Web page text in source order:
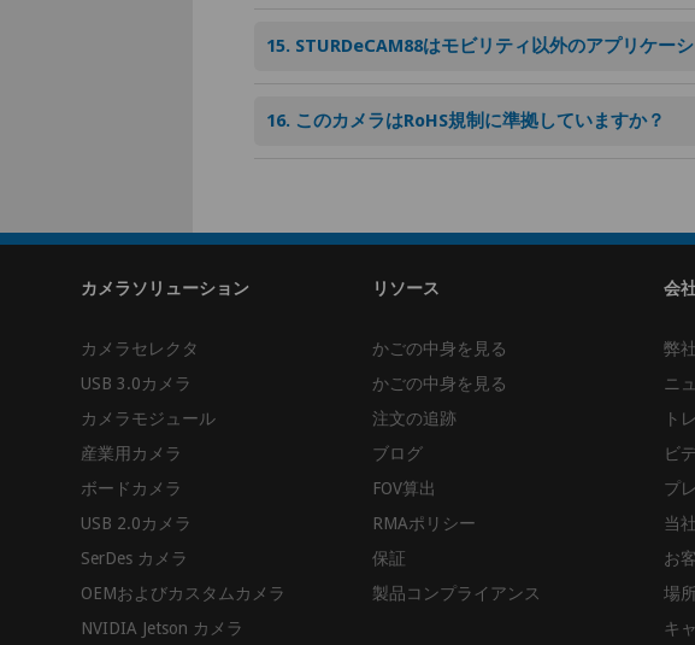
15. STURDeCAM88はモビリティ以外のアプリケー
16. このカメラはRoHS規制に準拠していますか？
カメラソリューション
カメラセレクタ
USB 3.0カメラ
カメラモジュール
産業用カメラ
ボードカメラ
USB 2.0カメラ
SerDes カメラ
OEMおよびカスタムカメラ
NVIDIA Jetson カメラ
リソース
かごの中身を見る
かごの中身を見る
注文の追跡
ブログ
FOV算出
RMAポリシー
保証
製品コンプライアンス
会
弊
ニ
ト
ビ
プ
当
お
場所
キ